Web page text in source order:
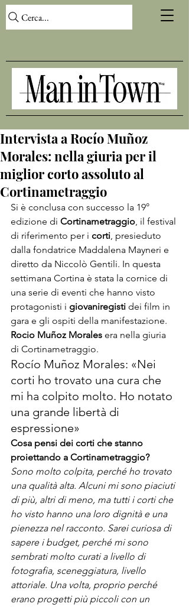
Cerca...
Intervista a Rocío Muñoz
Morales: nella giuria per il
miglior corto assoluto al
Cortinametraggio
Si è conclusa con successo la 19°
edizione di Cortinametraggio, il festival
di riferimento per i corti, presieduto
dalla fondatrice Maddalena Mayneri e
diretto da Niccolò Gentili. In questa
settimana Cortina è stata la cornice di
una serie di eventi che hanno visto
protagonisti i giovaniregisti dei film in
gara e gli ospiti della manifestazione.
Rocio Muñoz Morales era nella giuria
di Cortinametraggio.
Rocío Muñoz Morales: «Nei
corti ho trovato una cura che
mi ha colpito molto. Ho notato
una grande libertà di
espressione»
Cosa pensi dei corti che stanno
proiettando a Cortinametraggio?
Sono molto colpita, perché ho trovato
una qualità alta. Alcuni mi sono piaciuti
di più, altri di meno, ma tutti i corti che
ho visto hanno una loro dignità e una
pienezza nel racconto. Sarei curiosa di
sapere i budget, perché mi sono
sembrati molto curati a livello di
fotografia, sceneggiatura, livello
attoriale. Una volta, proprio perché
erano progetti più piccoli con un